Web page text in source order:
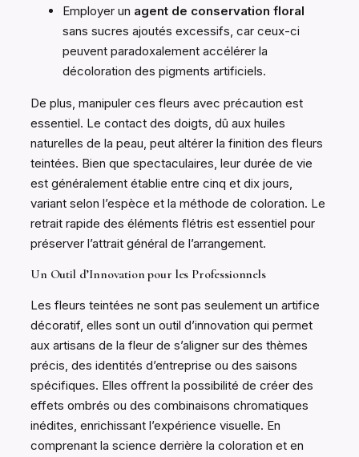
Employer un agent de conservation floral
sans sucres ajoutés excessifs, car ceux-ci
peuvent paradoxalement accélérer la
décoloration des pigments artificiels.
De plus, manipuler ces fleurs avec précaution est
essentiel. Le contact des doigts, dû aux huiles
naturelles de la peau, peut altérer la finition des fleurs
teintées. Bien que spectaculaires, leur durée de vie
est généralement établie entre cinq et dix jours,
variant selon l’espèce et la méthode de coloration. Le
retrait rapide des éléments flétris est essentiel pour
préserver l’attrait général de l’arrangement.
Un Outil d’Innovation pour les Professionnels
Les fleurs teintées ne sont pas seulement un artifice
décoratif, elles sont un outil d’innovation qui permet
aux artisans de la fleur de s’aligner sur des thèmes
précis, des identités d’entreprise ou des saisons
spécifiques. Elles offrent la possibilité de créer des
effets ombrés ou des combinaisons chromatiques
inédites, enrichissant l’expérience visuelle. En
comprenant la science derrière la coloration et en